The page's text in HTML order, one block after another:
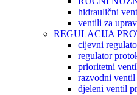
hidraulični
ventili za
REGULACIJA
cijevni
regulator
prioritetni
razvodni ventil
djeleni ventil